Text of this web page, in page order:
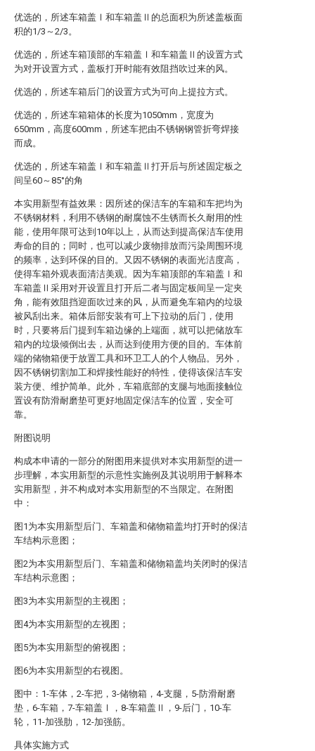
优选的，所述车箱盖Ⅰ和车箱盖Ⅱ的总面积为所述盖板面
积的1/3～2/3。
优选的，所述车箱顶部的车箱盖Ⅰ和车箱盖Ⅱ的设置方式
为对开设置方式，盖板打开时能有效阻挡吹过来的风。
优选的，所述车箱后门的设置方式为可向上提拉方式。
优选的，所述车箱箱体的长度为1050mm，宽度为
650mm，高度600mm，所述车把由不锈钢钢管折弯焊接
而成。
优选的，所述车箱盖Ⅰ和车箱盖Ⅱ打开后与所述固定板之
间呈60～85°的角
本实用新型有益效果：因所述的保洁车的车箱和车把均为
不锈钢材料，利用不锈钢的耐腐蚀不生锈而长久耐用的性
能，使用年限可达到10年以上，从而达到提高保洁车使用
寿命的目的；同时，也可以减少废物排放而污染周围环境
的频率，达到环保的目的。又因不锈钢的表面光洁度高，
使得车箱外观表面清洁美观。因为车箱顶部的车箱盖Ⅰ和
车箱盖Ⅱ采用对开设置且打开后二者与固定板间呈一定夹
角，能有效阻挡迎面吹过来的风，从而避免车箱内的垃圾
被风刮出来。箱体后部安装有可上下拉动的后门，使用
时，只要将后门提到车箱边缘的上端面，就可以把储放车
箱内的垃圾倾倒出去，从而达到使用方便的目的。车体前
端的储物箱便于放置工具和环卫工人的个人物品。另外，
因不锈钢切割加工和焊接性能好的特性，使得该保洁车安
装方便、维护简单。此外，车箱底部的支腿与地面接触位
置设有防滑耐磨垫可更好地固定保洁车的位置，安全可
靠。
附图说明
构成本申请的一部分的附图用来提供对本实用新型的进一
步理解，本实用新型的示意性实施例及其说明用于解释本
实用新型，并不构成对本实用新型的不当限定。在附图
中：
图1为本实用新型后门、车箱盖和储物箱盖均打开时的保洁
车结构示意图；
图2为本实用新型后门、车箱盖和储物箱盖均关闭时的保洁
车结构示意图；
图3为本实用新型的主视图；
图4为本实用新型的左视图；
图5为本实用新型的俯视图；
图6为本实用新型的右视图。
图中：1-车体，2-车把，3-储物箱，4-支腿，5-防滑耐磨
垫，6-车箱，7-车箱盖Ⅰ，8-车箱盖Ⅱ，9-后门，10-车
轮，11-加强肋，12-加强筋。
具体实施方式